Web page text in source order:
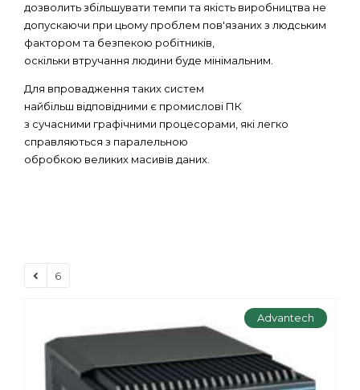
дозволить збільшувати темпи та якість виробництва не
допускаючи при цьому проблем пов'язаних з людським
фактором та безпекою робітників,
оскільки втручання людини буде мінімальним.
Для впровадження таких систем
найбільш відповідними є промислові ПК
з сучасними графічними процесорами, які легко
справляються з паралельною
обробкою великих масивів даних.
6
Advantech